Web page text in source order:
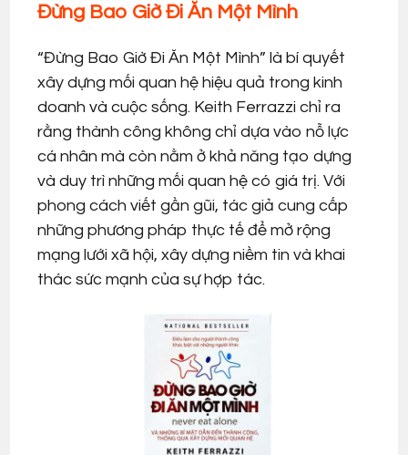
Đừng Bao Giờ Đi Ăn Một Mình
“Đừng Bao Giờ Đi Ăn Một Mình” là bí quyết
xây dựng mối quan hệ hiệu quả trong kinh
doanh và cuộc sống. Keith Ferrazzi chỉ ra
rằng thành công không chỉ dựa vào nỗ lực
cá nhân mà còn nằm ở khả năng tạo dựng
và duy trì những mối quan hệ có giá trị. Với
phong cách viết gần gũi, tác giả cung cấp
những phương pháp thực tế để mở rộng
mạng lưới xã hội, xây dựng niềm tin và khai
thác sức mạnh của sự hợp tác.